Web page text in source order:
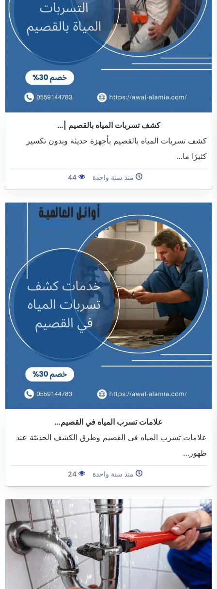
خدمات مكافحة الحشرات
خدمات نقل اثاث
كشف تسربات المياه بالقصيم |…
كشف تسربات المياه بالقصيم بأجهزة حديثة وبدون تكسير
كثيرًا ما…
منذ سنة واحدة 44
علامات تسرب المياه في القصيم…
علامات تسرب المياه في القصيم وطرق الكشف الحديثة عند
ظهور…
منذ سنة واحدة 24